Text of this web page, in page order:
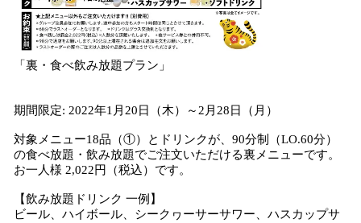
「裏・食べ飲み放題プラン」
期間限定: 2022年1月20日（木）～2月28日（月）
対象メニュー18品（①）とドリンクが、90分制（LO.60分）
の食べ放題・飲み放題でご注文いただける裏メニューです。
お一人様 2,022円（税込）です。
【飲み放題ドリンク 一例】
ビール、ハイボール、シークヮーサーサワー、ハスカップサ